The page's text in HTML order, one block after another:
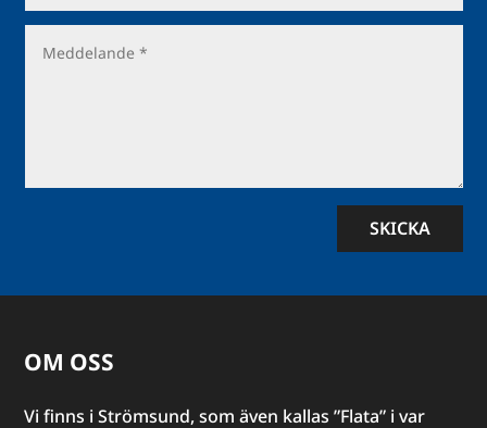
SKICKA
OM OSS
Vi finns i Strömsund, som även kallas ”Flata” i var